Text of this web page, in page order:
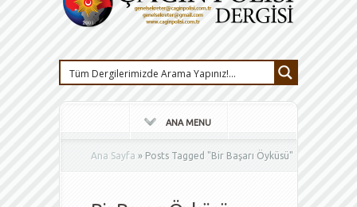
ANA MENU
Ana Sayfa » Posts Tagged "Bir Başarı Öyküsü"